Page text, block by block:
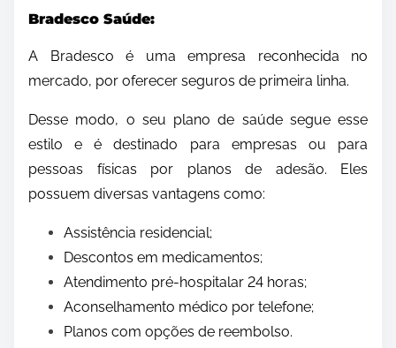
Bradesco Saúde:
A Bradesco é uma empresa reconhecida no
mercado, por oferecer seguros de primeira linha.
Desse modo, o seu plano de saúde segue esse
estilo e é destinado para empresas ou para
pessoas físicas por planos de adesão. Eles
possuem diversas vantagens como:
Assistência residencial;
Descontos em medicamentos;
Atendimento pré-hospitalar 24 horas;
Aconselhamento médico por telefone;
Planos com opções de reembolso.